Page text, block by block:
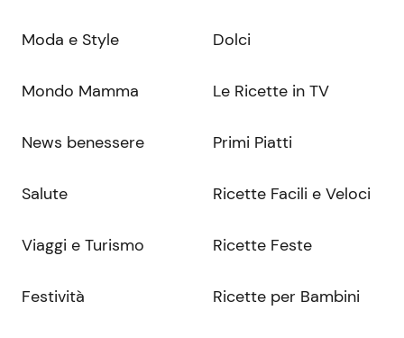
Moda e Style
Mondo Mamma
News benessere
Salute
Viaggi e Turismo
Festività
Dolci
Le Ricette in TV
Primi Piatti
Ricette Facili e Veloci
Ricette Feste
Ricette per Bambini